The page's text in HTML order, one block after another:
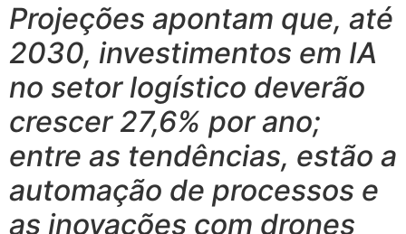
Projeções apontam que, até
2030, investimentos em IA
no setor logístico deverão
crescer 27,6% por ano;
entre as tendências, estão a
automação de processos e
as inovações com drones